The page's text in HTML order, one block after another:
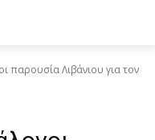
παρουσία Λιβάνιου για τον